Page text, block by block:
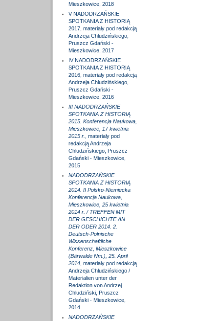
Mieszkowice, 2018
V NADODRZAŃSKIE
SPOTKANIA Z HISTORIĄ
2017, materiały pod redakcją
Andrzeja Chludzińskiego,
Pruszcz Gdański -
Mieszkowice, 2017
IV NADODRZAŃSKIE
SPOTKANIA Z HISTORIĄ
2016, materiały pod redakcją
Andrzeja Chludzińskiego,
Pruszcz Gdański -
Mieszkowice, 2016
III NADODRZAŃSKIE
SPOTKANIA Z HISTORIĄ
2015. Konferencja Naukowa,
Mieszkowice, 17 kwietnia
2015 r.
, materiały pod
redakcją Andrzeja
Chludzińskiego, Pruszcz
Gdański - Mieszkowice,
2015
NADODRZAŃSKIE
SPOTKANIA Z HISTORIĄ
2014. II Polsko-Niemiecka
Konferencja Naukowa,
Mieszkowice, 25 kwietnia
2014 r. / TREFFEN MIT
DER GESCHICHTE AN
DER ODER 2014. 2.
Deutsch-Polnische
Wissenschaftliche
Konferenz, Mieszkowice
(Bärwalde Nm.), 25. April
2014, materiały pod redakcją
Andrzeja Chludzińskiego /
Materialien unter der
Redaktion von Andrzej
Chludziński, Pruszcz
Gdański - Mieszkowice,
2014
NADODRZAŃSKIE